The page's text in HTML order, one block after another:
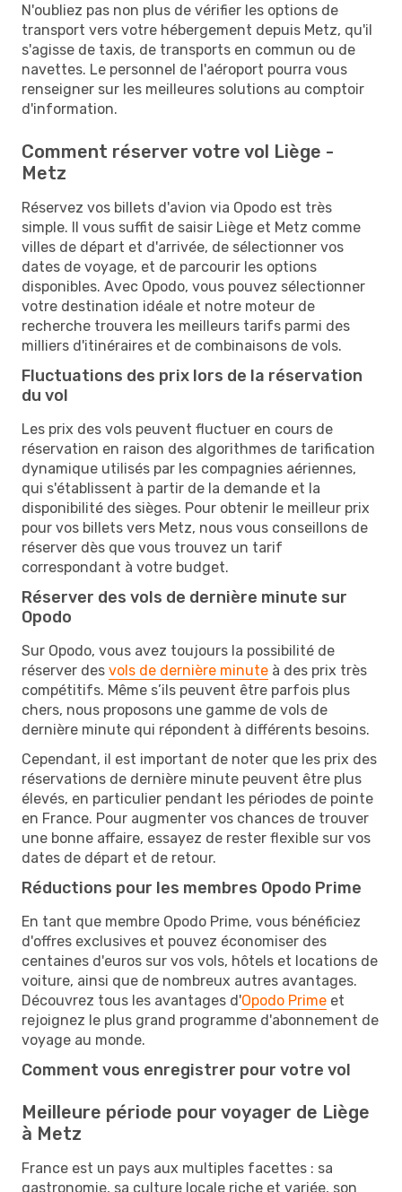
N'oubliez pas non plus de vérifier les options de
transport vers votre hébergement depuis Metz, qu'il
s'agisse de taxis, de transports en commun ou de
navettes. Le personnel de l'aéroport pourra vous
renseigner sur les meilleures solutions au comptoir
d'information.
Comment réserver votre vol Liège -
Metz
Réservez vos billets d'avion via Opodo est très
simple. Il vous suffit de saisir Liège et Metz comme
villes de départ et d'arrivée, de sélectionner vos
dates de voyage, et de parcourir les options
disponibles. Avec Opodo, vous pouvez sélectionner
votre destination idéale et notre moteur de
recherche trouvera les meilleurs tarifs parmi des
milliers d'itinéraires et de combinaisons de vols.
Fluctuations des prix lors de la réservation
du vol
Les prix des vols peuvent fluctuer en cours de
réservation en raison des algorithmes de tarification
dynamique utilisés par les compagnies aériennes,
qui s'établissent à partir de la demande et la
disponibilité des sièges. Pour obtenir le meilleur prix
pour vos billets vers Metz, nous vous conseillons de
réserver dès que vous trouvez un tarif
correspondant à votre budget.
Réserver des vols de dernière minute sur
Opodo
Sur Opodo, vous avez toujours la possibilité de
réserver des vols de dernière minute à des prix très
compétitifs. Même s’ils peuvent être parfois plus
chers, nous proposons une gamme de vols de
dernière minute qui répondent à différents besoins.
Cependant, il est important de noter que les prix des
réservations de dernière minute peuvent être plus
élevés, en particulier pendant les périodes de pointe
en France. Pour augmenter vos chances de trouver
une bonne affaire, essayez de rester flexible sur vos
dates de départ et de retour.
Réductions pour les membres Opodo Prime
En tant que membre Opodo Prime, vous bénéficiez
d'offres exclusives et pouvez économiser des
centaines d'euros sur vos vols, hôtels et locations de
voiture, ainsi que de nombreux autres avantages.
Découvrez tous les avantages d'Opodo Prime et
rejoignez le plus grand programme d'abonnement de
voyage au monde.
Comment vous enregistrer pour votre vol
Meilleure période pour voyager de Liège
à Metz
France est un pays aux multiples facettes : sa
gastronomie, sa culture locale riche et variée, son